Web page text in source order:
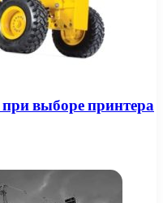
выборе принтера